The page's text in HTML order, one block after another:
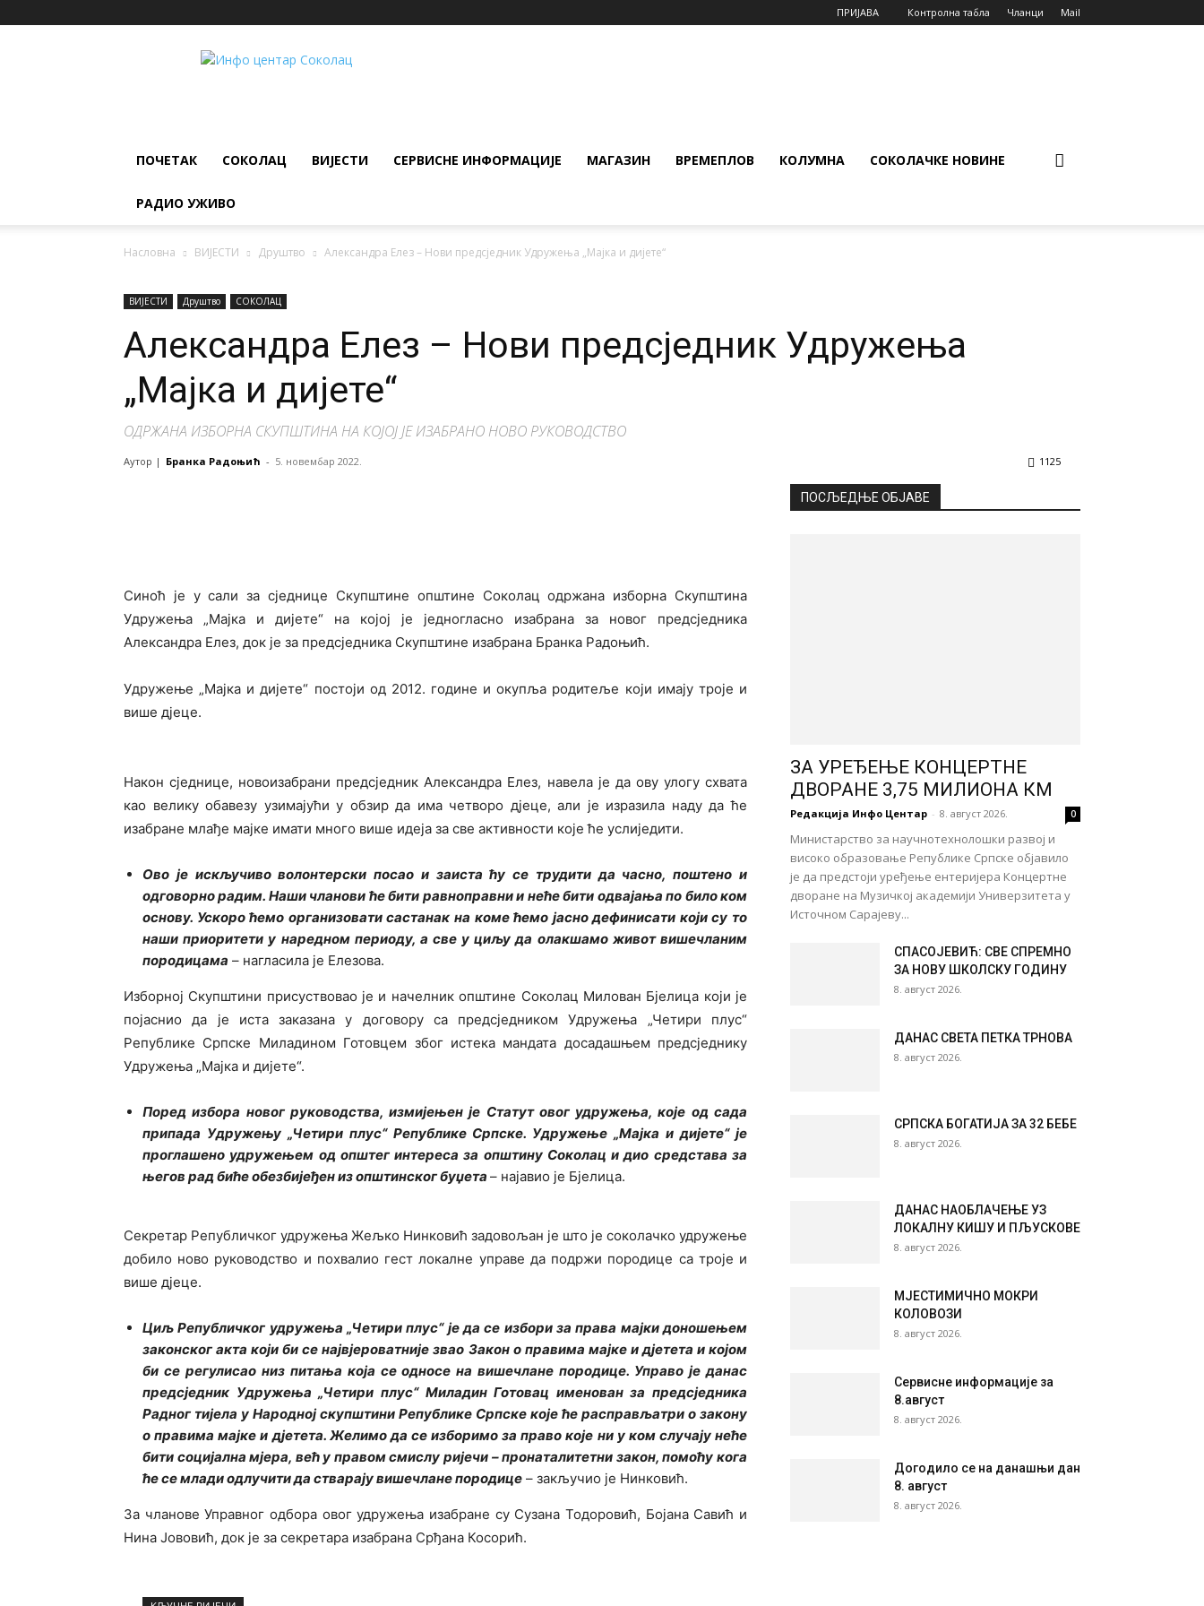
ПРИЈАВА Контролна табла Чланци Mail
ИНФО
ПОЧЕТАК СОКОЛАЦ ВИЈЕСТИ СЕРВИСНЕ ИНФОРМАЦИЈЕ МАГАЗИН ВРЕМЕПЛОВ КОЛУМНА СОКОЛАЧКЕ НОВИНЕ
РАДИО УЖИВО
Насловна ВИЈЕСТИ Друштво Александра Елез – Нови предсједник Удружења „Мајка и дијете“
ВИЈЕСТИ Друштво СОКОЛАЦ
Александра Елез – Нови предсједник Удружења
„Мајка и дијете“
ОДРЖАНА ИЗБОРНА СКУПШТИНА НА КОЈОЈ ЈЕ ИЗАБРАНО НОВО РУКОВОДСТВО
Аутор | Бранка Радоњић - 5. новембар 2022. 1125
Синоћ је у сали за сједнице Скупштине општине Соколац одржана изборна Скупштина
Удружења „Мајка и дијете“ на којој је једногласно изабрана за новог предсједника
Александра Елез, док је за предсједника Скупштине изабрана Бранка Радоњић.
Удружење „Мајка и дијете“ постоји од 2012. године и окупља родитеље који имају троје и
више дјеце.
Након сједнице, новоизабрани предсједник Александра Елез, навела је да ову улогу схвата
као велику обавезу узимајући у обзир да има четворо дјеце, али је изразила наду да ће
изабране млађе мајке имати много више идеја за све активности које ће услиједити.
Ово је искључиво волонтерски посао и заиста ћу се трудити да часно, поштено и
одговорно радим. Наши чланови ће бити равноправни и неће бити одвајања по било ком
основу. Ускоро ћемо организовати састанак на коме ћемо јасно дефинисати који су то
наши приоритети у наредном периоду, а све у циљу да олакшамо живот вишечланим
породицама – нагласила је Елезова.
Изборној Скупштини присуствовао је и начелник општине Соколац Милован Бјелица који је
појаснио да је иста заказана у договору са предсједником Удружења „Четири плус“
Републике Српске Миладином Готовцем због истека мандата досадашњем предсједнику
Удружења „Мајка и дијете“.
Поред избора новог руководства, измијењен је Статут овог удружења, које од сада
припада Удружењу „Четири плус“ Републике Српске. Удружење „Мајка и дијете“ је
проглашено удружењем од општег интереса за општину Соколац и дио средстава за
његов рад биће обезбијеђен из општинског буџета – најавио је Бјелица.
Секретар Републичког удружења Жељко Нинковић задовољан је што је соколачко удружење
добило ново руководство и похвалио гест локалне управе да подржи породице са троје и
више дјеце.
Циљ Републичког удружења „Четири плус“ је да се избори за права мајки доношењем
законског акта који би се највјероватније звао Закон о правима мајке и дјетета и којом
би се регулисао низ питања која се односе на вишечлане породице. Управо је данас
предсједник Удружења „Четири плус“ Миладин Готовац именован за предсједника
Радног тијела у Народној скупштини Републике Српске које ће расправљатри о закону
о правима мајке и дјетета. Желимо да се изборимо за право које ни у ком случају неће
бити социјална мјера, већ у правом смислу ријечи – пронаталитетни закон, помоћу кога
ће се млади одлучити да стварају вишечлане породице – закључио је Нинковић.
За чланове Управног одбора овог удружења изабране су Сузана Тодоровић, Бојана Савић и
Нина Јововић, док је за секретара изабрана Срђана Косорић.
ПОСЉЕДЊЕ ОБЈАВЕ
ЗА УРЕЂЕЊЕ КОНЦЕРТНЕ
ДВОРАНЕ 3,75 МИЛИОНА КМ
Редакција Инфо Центар - 8. август 2026. 0
Министарство за научнотехнолошки развој и
високо образовање Републике Српске објавило
је да предстоји уређење ентеријера Концертне
дворане на Музичкој академији Универзитета у
Источном Сарајеву...
СПАСОЈЕВИЋ: СВЕ СПРЕМНО
ЗА НОВУ ШКОЛСКУ ГОДИНУ
8. август 2026.
ДАНАС СВЕТА ПЕТКА ТРНОВА
8. август 2026.
СРПСКА БОГАТИЈА ЗА 32 БЕБЕ
8. август 2026.
ДАНАС НАОБЛАЧЕЊЕ УЗ
ЛОКАЛНУ КИШУ И ПЉУСКОВЕ
8. август 2026.
МЈЕСТИМИЧНО МОКРИ
КОЛОВОЗИ
8. август 2026.
Сервисне информације за
8.август
8. август 2026.
Догодило се на данашњи дан
8. август
8. август 2026.